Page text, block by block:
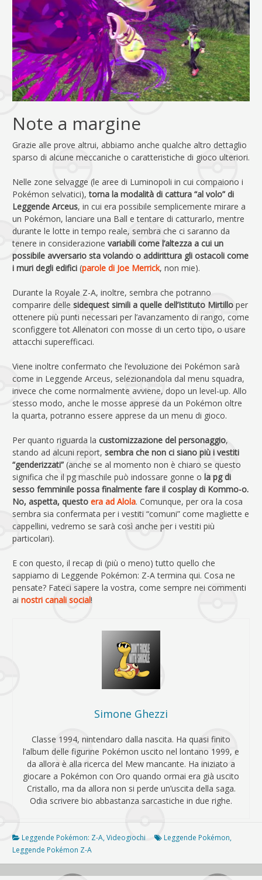
Note a margine
Grazie alle prove altrui, abbiamo anche qualche altro dettaglio
sparso di alcune meccaniche o caratteristiche di gioco ulteriori.
Nelle zone selvagge (le aree di Luminopoli in cui compaiono i
Pokémon selvatici),torna la modalità di cattura “al volo” di
Leggende Arceus, in cui era possibile semplicemente mirare a
un Pokémon, lanciare una Ball e tentare di catturarlo, mentre
durante le lotte in tempo reale, sembra che ci saranno da
tenere in considerazione variabili come l’altezza a cui un
possibile avversario sta volando o addirittura gli ostacoli come
i muri degli edifici (parole di Joe Merrick, non mie).
Durante la Royale Z-A, inoltre, sembra che potranno
comparire delle sidequest simili a quelle dell’Istituto Mirtillo per
ottenere più punti necessari per l’avanzamento di rango, come
sconfiggere tot Allenatori con mosse di un certo tipo, o usare
attacchi superefficaci.
Viene inoltre confermato che l’evoluzione dei Pokémon sarà
come in Leggende Arceus, selezionandola dal menu squadra,
invece che come normalmente avviene, dopo un level-up. Allo
stesso modo, anche le mosse apprese da un Pokémon oltre
la quarta, potranno essere apprese da un menu di gioco.
Per quanto riguarda la customizzazione del personaggio,
stando ad alcuni report, sembra che non ci siano più i vestiti
“genderizzati” (anche se al momento non è chiaro se questo
significa che il pg maschile può indossare gonne o la pg di
sesso femminile possa finalmente fare il cosplay di Kommo-o.
No, aspetta, questo era ad Alola. Comunque, per ora la cosa
sembra sia confermata per i vestiti “comuni” come magliette e
cappellini, vedremo se sarà così anche per i vestiti più
particolari).
E con questo, il recap di (più o meno) tutto quello che
sappiamo di Leggende Pokémon: Z-A termina qui. Cosa ne
pensate? Fateci sapere la vostra, come sempre nei commenti
ai nostri canali social!
Simone Ghezzi
Classe 1994, nintendaro dalla nascita. Ha quasi finito
l’album delle figurine Pokémon uscito nel lontano 1999, e
da allora è alla ricerca del Mew mancante. Ha iniziato a
giocare a Pokémon con Oro quando ormai era già uscito
Cristallo, ma da allora non si perde un’uscita della saga.
Odia scrivere bio abbastanza sarcastiche in due righe.
Leggende Pokémon: Z-A,Videogiochi Leggende Pokémon,
Leggende Pokémon Z-A